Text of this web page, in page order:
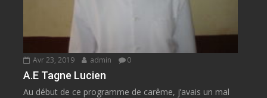
Avr 23, 2019 admin 0
A.E Tagne Lucien
Au début de ce programme de carême, j’avais un mal